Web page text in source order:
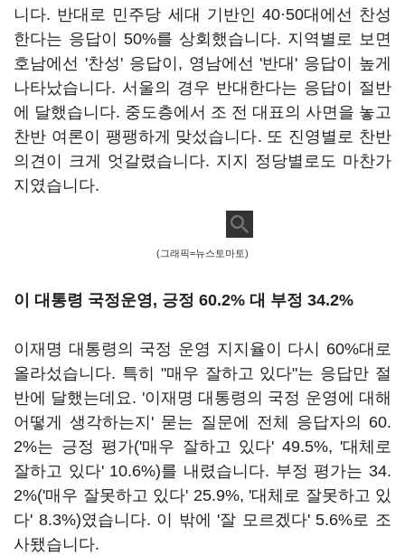
니다. 반대로 민주당 세대 기반인 40·50대에선 찬성
한다는 응답이 50%를 상회했습니다. 지역별로 보면
호남에선 '찬성' 응답이, 영남에선 '반대' 응답이 높게
나타났습니다. 서울의 경우 반대한다는 응답이 절반
에 달했습니다. 중도층에서 조 전 대표의 사면을 놓고
찬반 여론이 팽팽하게 맞섰습니다. 또 진영별로 찬반
의견이 크게 엇갈렸습니다. 지지 정당별로도 마찬가
지였습니다.
(그래픽=뉴스토마토)
이 대통령 국정운영, 긍정 60.2% 대 부정 34.2%
이재명 대통령의 국정 운영 지지율이 다시 60%대로
올라섰습니다. 특히 "매우 잘하고 있다"는 응답만 절
반에 달했는데요. '이재명 대통령의 국정 운영에 대해
어떻게 생각하는지' 묻는 질문에 전체 응답자의 60.
2%는 긍정 평가('매우 잘하고 있다' 49.5%, '대체로
잘하고 있다' 10.6%)를 내렸습니다. 부정 평가는 34.
2%('매우 잘못하고 있다' 25.9%, '대체로 잘못하고 있
다' 8.3%)였습니다. 이 밖에 '잘 모르겠다' 5.6%로 조
사됐습니다.